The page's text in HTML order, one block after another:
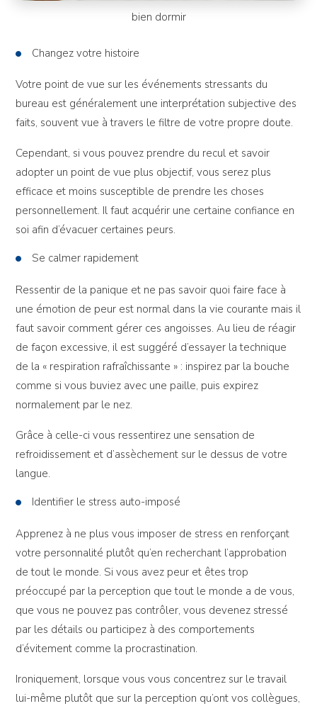
bien dormir
Changez votre histoire
Votre point de vue sur les événements stressants du
bureau est généralement une interprétation subjective des
faits, souvent vue à travers le filtre de votre propre doute.
Cependant, si vous pouvez prendre du recul et savoir
adopter un point de vue plus objectif, vous serez plus
efficace et moins susceptible de prendre les choses
personnellement. Il faut acquérir une certaine confiance en
soi afin d’évacuer certaines peurs.
Se calmer rapidement
Ressentir de la panique et ne pas savoir quoi faire face à
une émotion de peur est normal dans la vie courante mais il
faut savoir comment gérer ces angoisses. Au lieu de réagir
de façon excessive, il est suggéré d’essayer la technique
de la « respiration rafraîchissante » : inspirez par la bouche
comme si vous buviez avec une paille, puis expirez
normalement par le nez.
Grâce à celle-ci vous ressentirez une sensation de
refroidissement et d’assèchement sur le dessus de votre
langue.
Identifier le stress auto-imposé
Apprenez à ne plus vous imposer de stress en renforçant
votre personnalité plutôt qu’en recherchant l’approbation
de tout le monde. Si vous avez peur et êtes trop
préoccupé par la perception que tout le monde a de vous,
que vous ne pouvez pas contrôler, vous devenez stressé
par les détails ou participez à des comportements
d’évitement comme la procrastination.
Ironiquement, lorsque vous vous concentrez sur le travail
lui-même plutôt que sur la perception qu’ont vos collègues,